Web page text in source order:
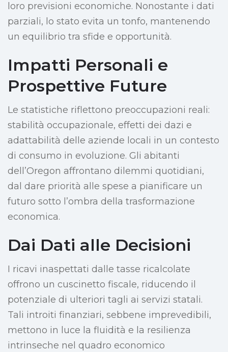
loro previsioni economiche. Nonostante i dati
parziali, lo stato evita un tonfo, mantenendo
un equilibrio tra sfide e opportunità.
Impatti Personali e
Prospettive Future
Le statistiche riflettono preoccupazioni reali:
stabilità occupazionale, effetti dei dazi e
adattabilità delle aziende locali in un contesto
di consumo in evoluzione. Gli abitanti
dell’Oregon affrontano dilemmi quotidiani,
dal dare priorità alle spese a pianificare un
futuro sotto l’ombra della trasformazione
economica.
Dai Dati alle Decisioni
I ricavi inaspettati dalle tasse ricalcolate
offrono un cuscinetto fiscale, riducendo il
potenziale di ulteriori tagli ai servizi statali.
Tali introiti finanziari, sebbene imprevedibili,
mettono in luce la fluidità e la resilienza
intrinseche nel quadro economico